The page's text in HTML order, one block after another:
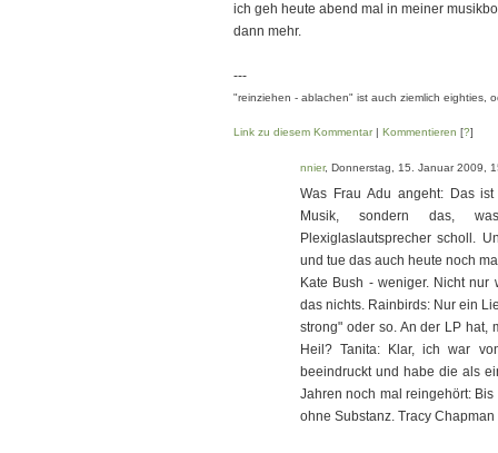
ich geh heute abend mal in meiner
dann mehr.
---
"reinziehen - ablachen" ist auch ziemlich eighties,
Link zu diesem Kommentar| Kommentieren [?]
nnier, Donnerstag, 15. Januar 2009,
Was Frau Adu angeht: Das
Musik, sondern das,
Plexiglaslautsprecher scholl.
und tue das auch heute noch
Kate Bush - weniger. Nicht
das nichts. Rainbirds: Nur ein
strong" oder so. An der LP hat,
Heil? Tanita: Klar, ich war
beeindruckt und habe die als
Jahren noch mal reingehört:
ohne Substanz. Tracy Chapman